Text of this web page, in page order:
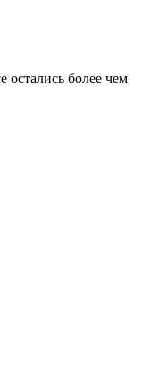
остались более чем